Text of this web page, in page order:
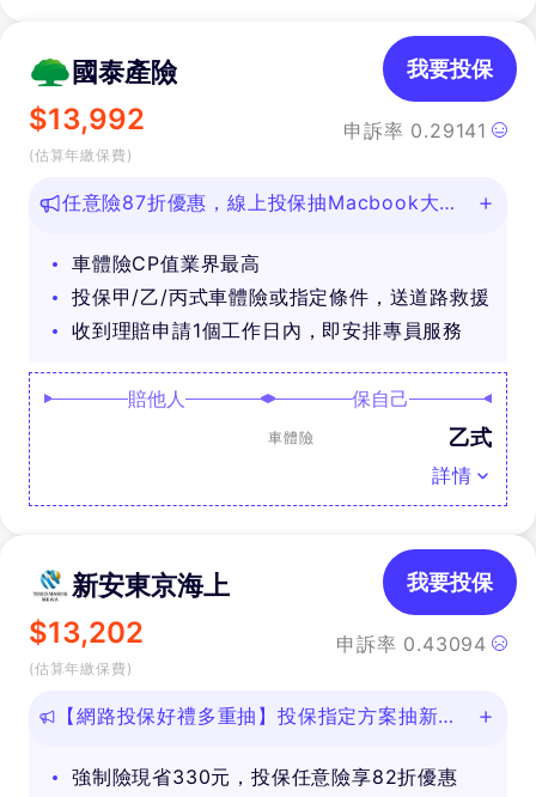
國泰產險
$13,992
(估算年繳保費)
申訴率 0.29141
我要投保
任意險87折優惠，線上投保抽Macbook大
車體險CP值業界最高
投保甲/乙/丙式車體險或指定條件，送道路救援
收到理賠申請1個工作日內，即安排專員服務
賠他人 保自己
車體險 乙式
詳情
新安東京海上
$13,202
(估算年繳保費)
申訴率 0.43094
我要投保
【網路投保好禮多重抽】投保指定方案抽新款
強制險現省330元，投保任意險享82折優惠